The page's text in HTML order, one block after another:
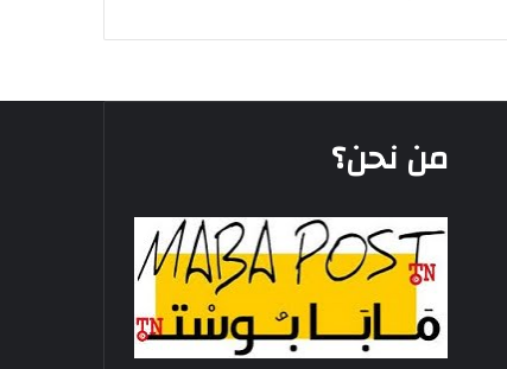
من نحن؟